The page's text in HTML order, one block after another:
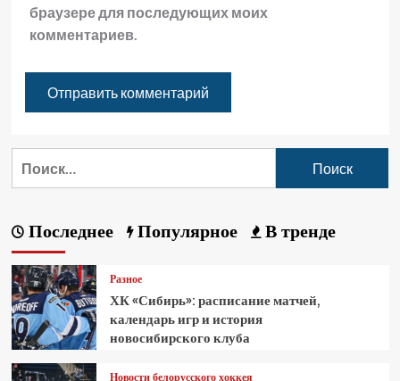
браузере для последующих моих
комментариев.
Последнее Популярное В тренде
Разное
ХК «Сибирь»: расписание матчей,
календарь игр и история
новосибирского клуба
Новости белорусского хоккея